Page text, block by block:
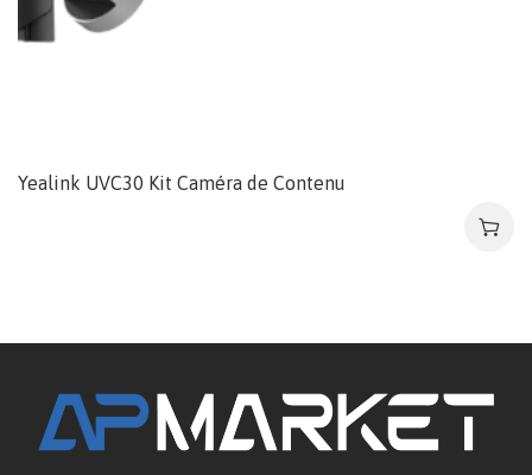
Yealink UVC30 Kit Caméra de Contenu